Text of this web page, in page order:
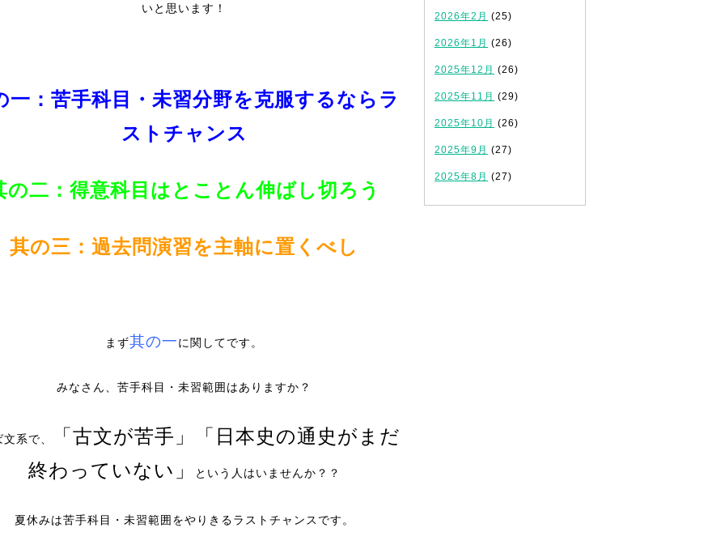
いと思います！
一：苦手科目・未習分野を克服するならラ
ストチャンス
の二：得意科目はとことん伸ばし切ろう
其の三：過去問演習を主軸に置くべし
まず其の一に関してです。
みなさん、苦手科目・未習範囲はありますか？
系で、
「古文が苦手」「日本史の通史がまだ
終わっていない」
という人はいませんか？？
夏休みは苦手科目・未習範囲をやりきるラストチャンスです。
2026年2月 (25)
2026年1月 (26)
2025年12月 (26)
2025年11月 (29)
2025年10月 (26)
2025年9月 (27)
2025年8月 (27)